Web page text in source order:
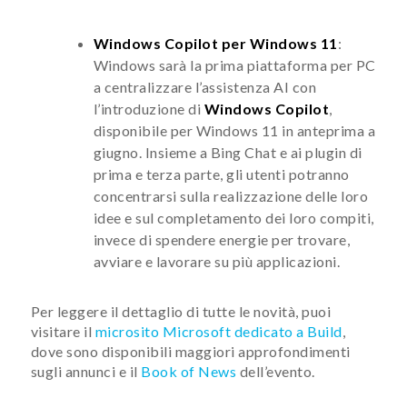
Windows Copilot per Windows 11 :
Windows sarà la prima piattaforma per PC
a centralizzare l’assistenza AI con
l’introduzione di Windows Copilot
disponibile per Windows 11 in anteprima a
giugno. Insieme a Bing Chat e ai plugin di
prima e terza parte, gli utenti potranno
concentrarsi sulla realizzazione delle loro
idee e sul completamento dei loro compiti,
invece di spendere energie per trovare,
avviare e lavorare su più applicazioni.
Per leggere il dettaglio di tutte le novità, puoi
visitare il microsito Microsoft dedicato a Build
dove sono disponibili maggiori approfondimenti
sugli annunci e il Book of News dell’evento.